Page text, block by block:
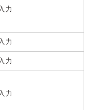
入力
入力
入力
入力